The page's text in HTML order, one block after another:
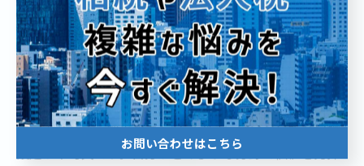
経験を積んだ新卒コンサルタントが、数年後にスタート
アップや外資系企業に活躍の場を移すケースも増えてい
ます。年収面でも、成果に応じて早期に大幅な昇給が見
込める点は大きな魅力です。
注意点として、将来のキャリア設計には自己分析と目標
設定が不可欠です。自分がどのような分野で価値を発揮
お問い合わせはこちら